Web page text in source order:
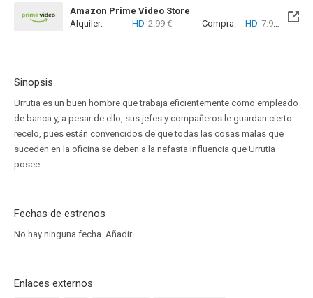
Amazon Prime Video Store
Alquiler:
HD 2.99 € Compra: HD 7.99 €
Sinopsis
Urrutia es un buen hombre que trabaja eficientemente como empleado
de banca y, a pesar de ello, sus jefes y compañeros le guardan cierto
recelo, pues están convencidos de que todas las cosas malas que
suceden en la oficina se deben a la nefasta influencia que Urrutia
posee.
Fechas de estrenos
No hay ninguna fecha. Añadir
Enlaces externos